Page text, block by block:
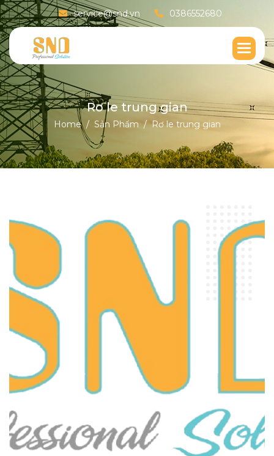
service@snd.vn 0386552680
Rơ le trung gian
Home Sản Phẩm Rơ le trung gian